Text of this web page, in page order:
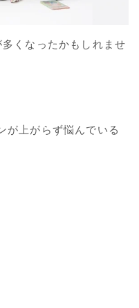
くなったかもしれませ
が上がらず悩んでいる